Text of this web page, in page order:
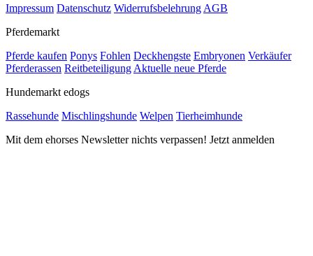
Impressum Datenschutz Widerrufsbelehrung AGB
Pferdemarkt
Pferde kaufen Ponys Fohlen Deckhengste Embryonen Verkäufer
Pferderassen Reitbeteiligung Aktuelle neue Pferde
Hundemarkt edogs
Rassehunde Mischlingshunde Welpen Tierheimhunde
Mit dem ehorses Newsletter nichts verpassen! Jetzt anmelden